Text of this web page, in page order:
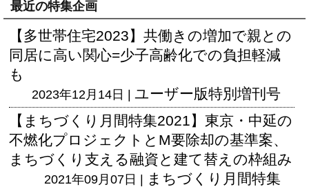
最近の特集企画
【多世帯住宅2023】共働きの増加で親との
同居に高い関心=少子高齢化での負担軽減
も
2023年12月14日 | ユーザー版特別増刊号
【まちづくり月間特集2021】東京・中延の
不燃化プロジェクトとM要除却の基準案、
まちづくり支える融資と建て替えの枠組み
2021年09月07日 | まちづくり月間特集